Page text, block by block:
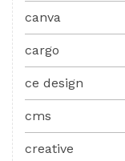
canva
cargo
ce design
cms
creative